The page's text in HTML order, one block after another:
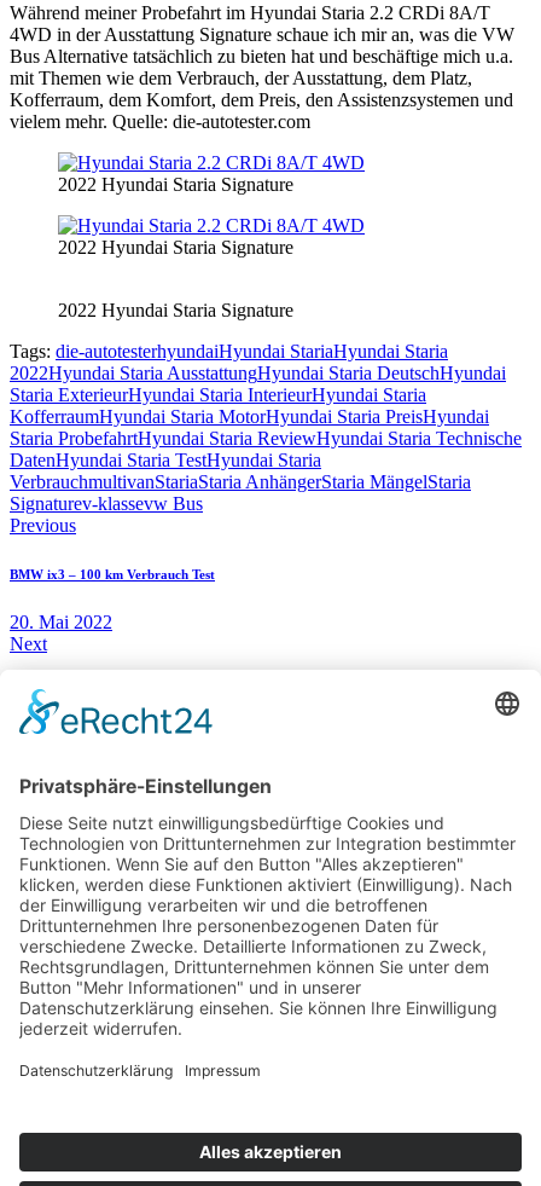
Während meiner Probefahrt im Hyundai Staria 2.2 CRDi 8A/T
4WD in der Ausstattung Signature schaue ich mir an, was die VW
Bus Alternative tatsächlich zu bieten hat und beschäftige mich u.a.
mit Themen wie dem Verbrauch, der Ausstattung, dem Platz,
Kofferraum, dem Komfort, dem Preis, den Assistenzsystemen und
vielem mehr. Quelle: die-autotester.com
2022 Hyundai Staria Signature
2022 Hyundai Staria Signature
2022 Hyundai Staria Signature
Tags: die-autotesterhyundaiHyundai StariaHyundai Staria
2022Hyundai Staria AusstattungHyundai Staria DeutschHyundai
Staria ExterieurHyundai Staria InterieurHyundai Staria
KofferraumHyundai Staria MotorHyundai Staria PreisHyundai
Staria ProbefahrtHyundai Staria ReviewHyundai Staria Technische
DatenHyundai Staria TestHyundai Staria
VerbrauchmultivanStariaStaria AnhängerStaria MängelStaria
Signaturev-klassevw Bus
Beitragsnavigation
Previous
BMW ix3 – 100 km Verbrauch Test
20. Mai 2022
Next
Magna EAWD Congress – Probefahrt im Arcfox Alpha-s
17. Juni 2022
You May Also Like
30. Dezember 2015
Audi A4 Avant Modell 2016 (B9) – Test & Fahrbericht
17. Mai 2017
Rallye Costa Brava – Die schönsten Straßen: Seat Ibiza Cupra & Seat Leon Cupra
Im Fiat 500 Cabrio auf Entdeckungstour in Sizilien – Test & Fahrbericht